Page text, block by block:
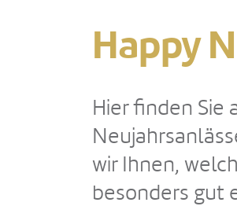
Happy
Hier finden Sie
wir Ihnen,
besonders gut